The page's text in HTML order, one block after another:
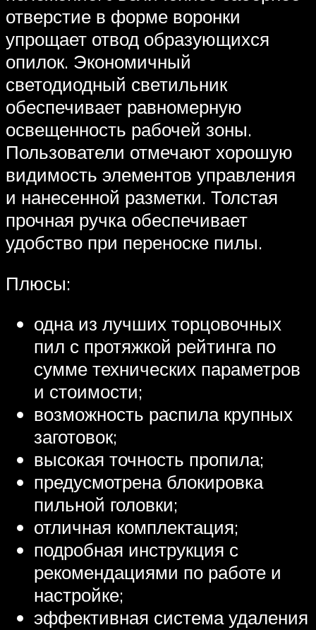
отверстие в форме воронки
упрощает отвод образующихся
опилок. Экономичный
светодиодный светильник
обеспечивает равномерную
освещенность рабочей зоны.
Пользователи отмечают хорошую
видимость элементов управления
и нанесенной разметки. Толстая
прочная ручка обеспечивает
удобство при переноске пилы.
Плюсы:
одна из лучших торцовочных
пил с протяжкой рейтинга по
сумме технических параметров
и стоимости;
возможность распила крупных
заготовок;
высокая точность пропила;
предусмотрена блокировка
пильной головки;
отличная комплектация;
подробная инструкция с
рекомендациями по работе и
настройке;
эффективная система удаления